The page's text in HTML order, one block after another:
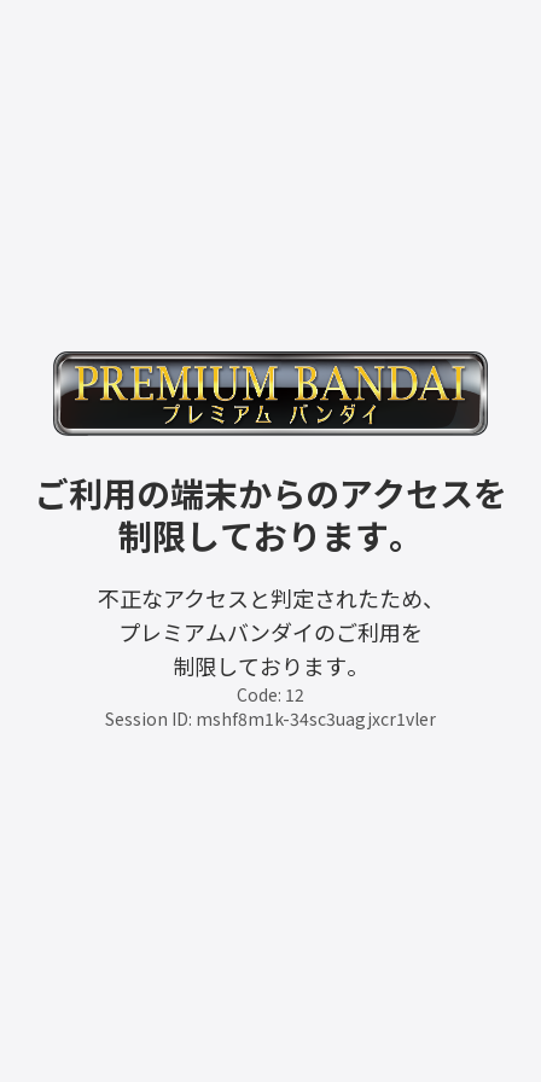
ご利用の端末からのアクセスを
制限しております。
不正なアクセスと判定されたため、
プレミアムバンダイのご利用を
制限しております。
Code: 12
Session ID: mshf8m1k-34sc3uagjxcr1vler